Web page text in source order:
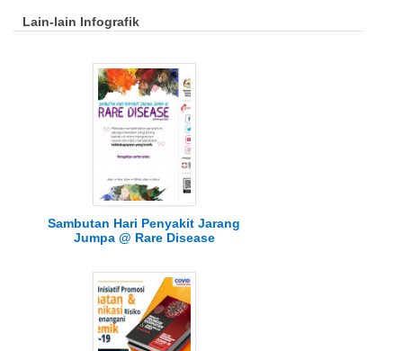
Lain-lain Infografik
Sambutan Hari Penyakit Jarang
Jumpa @ Rare Disease